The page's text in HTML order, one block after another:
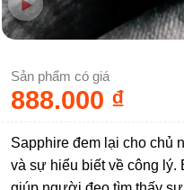
Sản phẩm có giá
888.000 ₫
Sapphire đem lại cho chủ
và sự hiểu biết về công lý.